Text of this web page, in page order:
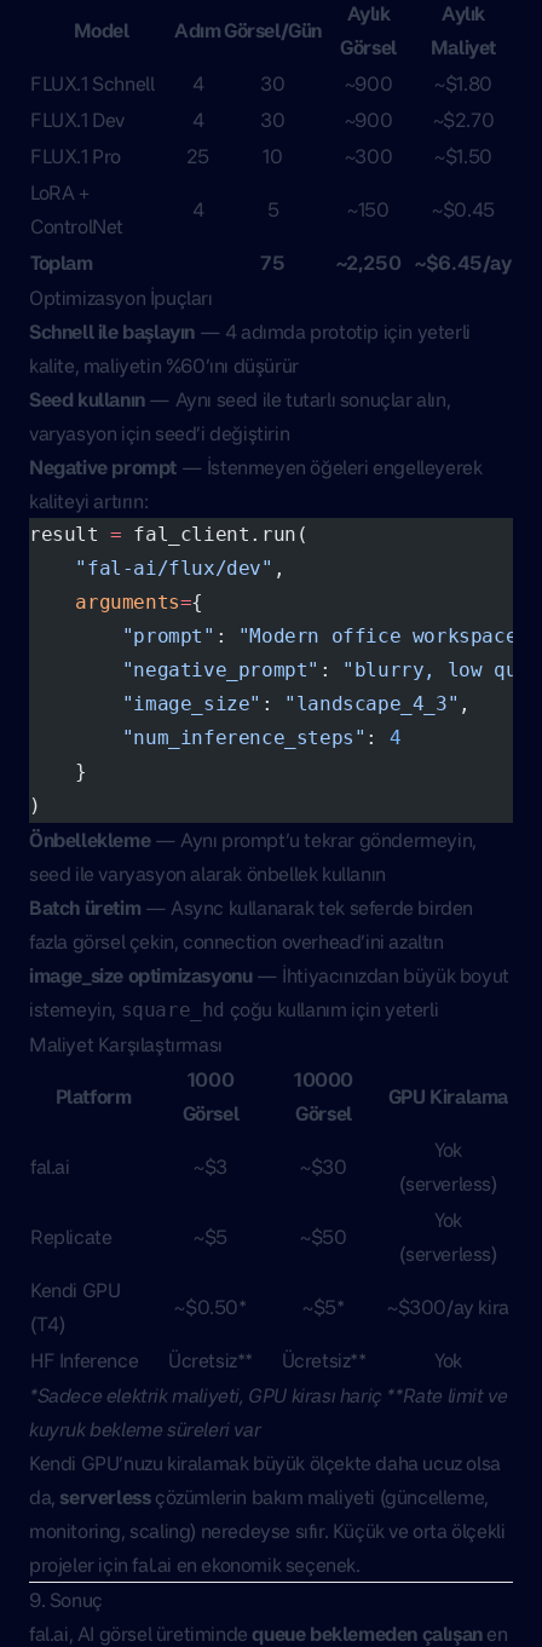
Model Adım Görsel/Gün
Aylık
Görsel
Aylık
Maliyet
FLUX.1 Schnell
4 30 ~900
~$1.80
FLUX.1 Dev
4 30 ~900
~$2.70
FLUX.1 Pro
25 10 ~300
~$1.50
LoRA +
ControlNet
4 5 ~150 ~$0.45
Toplam 75 ~2,250
~$6.45/ay
Optimizasyon İpuçları
Schnell ile başlayın — 4 adımda prototip için yeterli
kalite, maliyetin %60’ını düşürür
Seed kullanın— Aynı seed ile tutarlı sonuçlar alın,
varyasyon için seed’i değiştirin
Negative prompt — İstenmeyen öğeleri engelleyerek
kaliteyi artırın:
result = fal_client.run(
    "fal-ai/flux/dev"
,
    arguments
={
        "prompt"
:
"Modern office
        "negative_prompt"
: "blurry, low
        "image_size"
: "landscape_4_3" ,
        "num_inference_steps"
: 4
    }
)
Önbellekleme— Aynı prompt’u tekrar göndermeyin,
seed ile varyasyon alarak önbellek kullanın
Batch üretim — Async kullanarak tek seferde birden
fazla görsel çekin, connection overhead’ini azaltın
image_size optimizasyonu— İhtiyacınızdan büyük boyut
istemeyin, square_hd çoğu kullanım için yeterli
Maliyet Karşılaştırması
Platform
1000
Görsel
10000
Görsel
GPU Kiralama
fal.ai ~$3 ~$30
Yok
(serverless)
Replicate ~$5 ~$50
Yok
(serverless)
Kendi GPU
(T4)
~$0.50* ~$5* ~$300/ay kira
HF Inference Ücretsiz** Ücretsiz**
Yok
*Sadece elektrik maliyeti, GPU kirası hariç **Rate limit ve
kuyruk bekleme süreleri var
Kendi GPU’nuzu kiralamak büyük ölçekte daha ucuz olsa
da, serverlessçözümlerin bakım maliyeti (güncelleme,
monitoring, scaling) neredeyse sıfır. Küçük ve orta ölçekli
projeler için fal.ai en ekonomik seçenek.
9. Sonuç
fal.ai, AI görsel üretiminde queue beklemeden çalışanen